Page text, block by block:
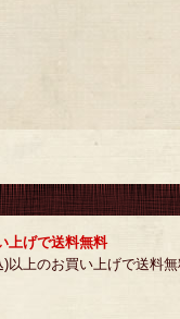
上げで送料無料
以上のお買い上げで送料